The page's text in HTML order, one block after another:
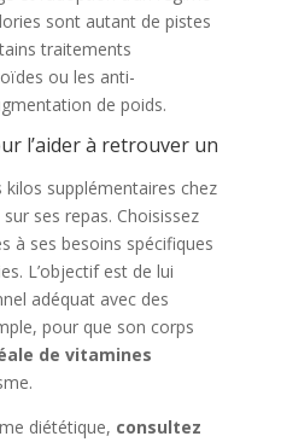
sont autant de pistes
traitements
ou les anti-
de poids.
l’aider à retrouver un
supplémentaires chez
ses repas. Choisissez
à ses besoins spécifiques
L’objectif est de lui
adéquat avec des
pour que son corps
de vitamines
diététique, consultez